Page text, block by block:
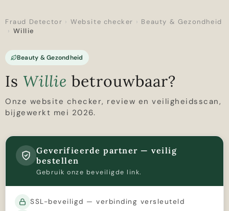
Fraud Detector › Website checker › Beauty & Gezondheid
› Willie
Beauty & Gezondheid
Is Willie betrouwbaar?
Onze website checker, review en veiligheidsscan,
bijgewerkt mei 2026.
Geverifieerde partner — veilig
bestellen
Gebruik onze beveiligde link.
SSL-beveiligd — verbinding versleuteld